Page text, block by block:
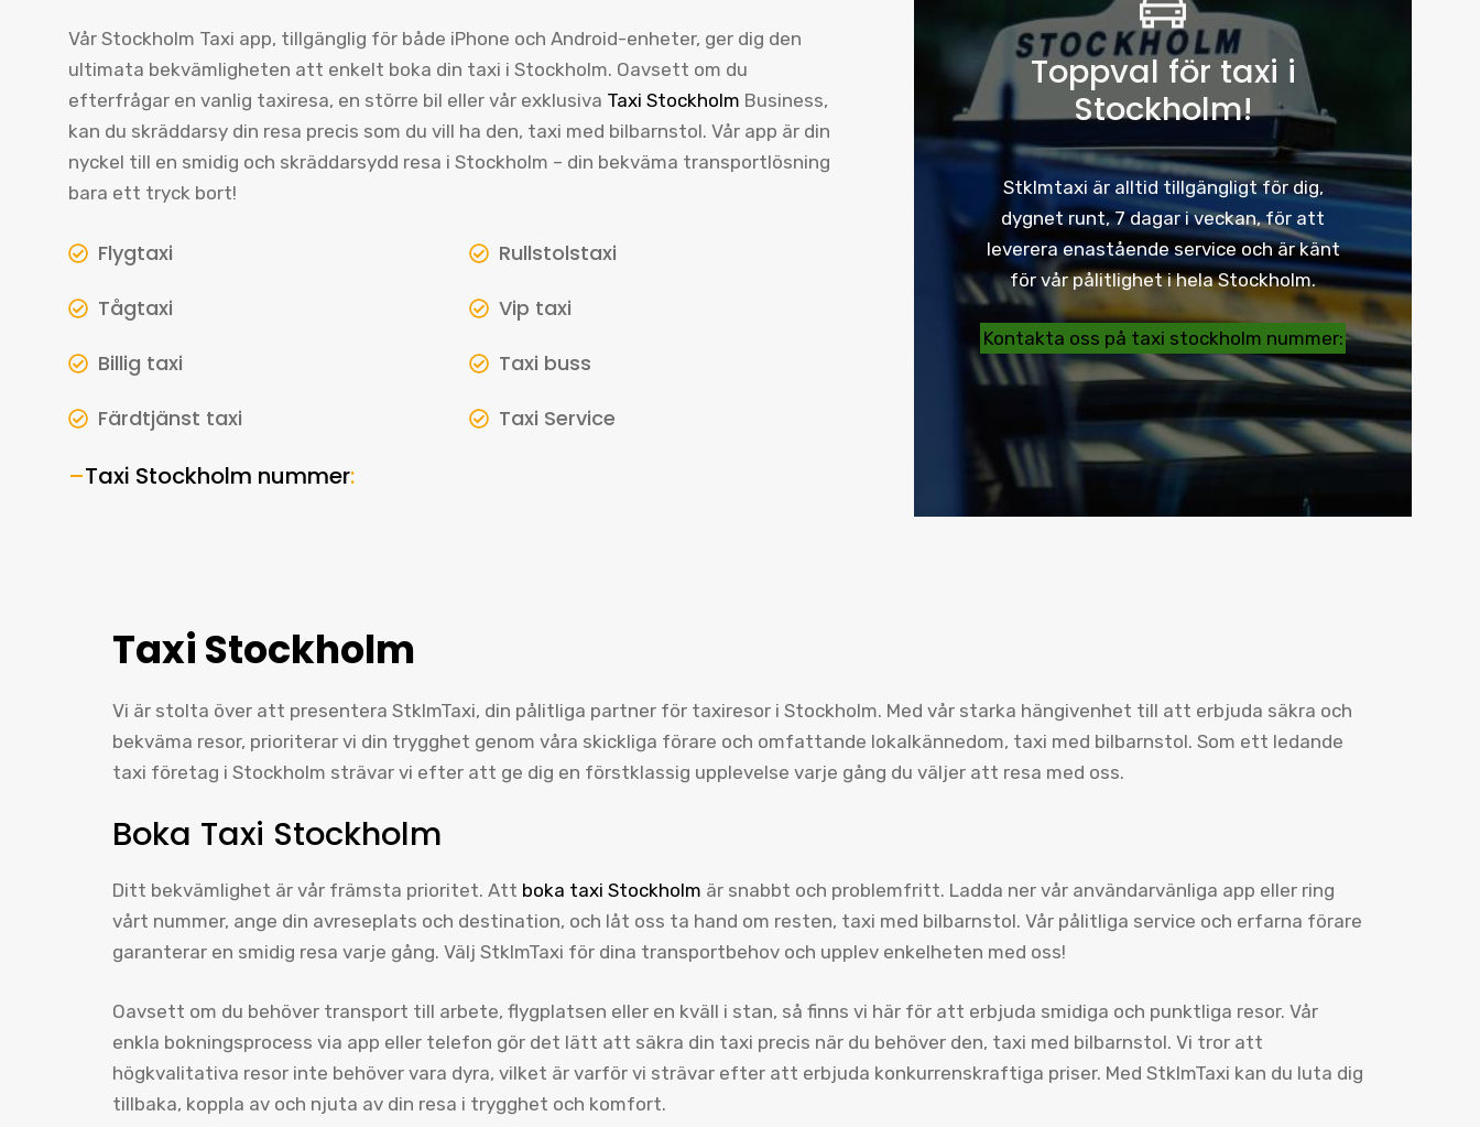
Vår Stockholm Taxi app, tillgänglig för både iPhone och Android-enheter, ger dig den
ultimata bekvämligheten att enkelt boka din taxi i Stockholm. Oavsett om du
efterfrågar en vanlig taxiresa, en större bil eller vår exklusiva Taxi Stockholm Business,
kan du skräddarsy din resa precis som du vill ha den, taxi med bilbarnstol. Vår app är din
nyckel till en smidig och skräddarsydd resa i Stockholm – din bekväma transportlösning
bara ett tryck bort!
Flygtaxi
Tågtaxi
Billig taxi
Färdtjänst taxi
Rullstolstaxi
Vip taxi
Taxi buss
Taxi Service
–Taxi Stockholm nummer:
Toppval för taxi i
Stockholm!
Stklmtaxi är alltid tillgängligt för dig,
dygnet runt, 7 dagar i veckan, för att
leverera enastående service och är känt
för vår pålitlighet i hela Stockholm.
Kontakta oss på taxi stockholm nummer:
Taxi Stockholm
Vi är stolta över att presentera StklmTaxi, din pålitliga partner för taxiresor i Stockholm. Med vår starka hängivenhet till att erbjuda säkra och
bekväma resor, prioriterar vi din trygghet genom våra skickliga förare och omfattande lokalkännedom, taxi med bilbarnstol. Som ett ledande
taxi företag i Stockholm strävar vi efter att ge dig en förstklassig upplevelse varje gång du väljer att resa med oss.
Boka Taxi Stockholm
Ditt bekvämlighet är vår främsta prioritet. Att boka taxi Stockholm är snabbt och problemfritt. Ladda ner vår användarvänliga app eller ring
vårt nummer, ange din avreseplats och destination, och låt oss ta hand om resten, taxi med bilbarnstol. Vår pålitliga service och erfarna förare
garanterar en smidig resa varje gång. Välj StklmTaxi för dina transportbehov och upplev enkelheten med oss!
Oavsett om du behöver transport till arbete, flygplatsen eller en kväll i stan, så finns vi här för att erbjuda smidiga och punktliga resor. Vår
enkla bokningsprocess via app eller telefon gör det lätt att säkra din taxi precis när du behöver den, taxi med bilbarnstol. Vi tror att
högkvalitativa resor inte behöver vara dyra, vilket är varför vi strävar efter att erbjuda konkurrenskraftiga priser. Med StklmTaxi kan du luta dig
tillbaka, koppla av och njuta av din resa i trygghet och komfort.